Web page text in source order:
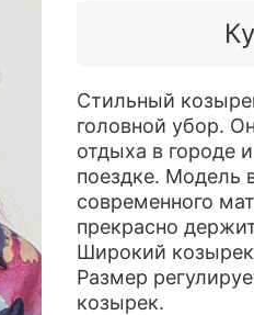
Стильный
головной убор.
отдыха в городе
поездке. Модель
современного
прекрасно
Широкий
Размер
козырек.